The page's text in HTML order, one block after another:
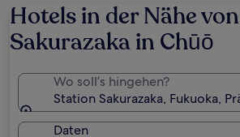
Hotels in der Nähe
Sakurazaka in Chūō
Wo soll’s hingehen?
Station Sakurazaka, Fukuoka,
Daten